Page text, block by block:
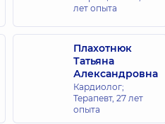
лет опыта
Плахотнюк
Татьяна
Александровна
Кардиолог;
Терапевт, 27 лет
опыта